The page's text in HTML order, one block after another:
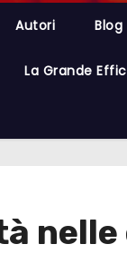
Autori Blog
La Grande